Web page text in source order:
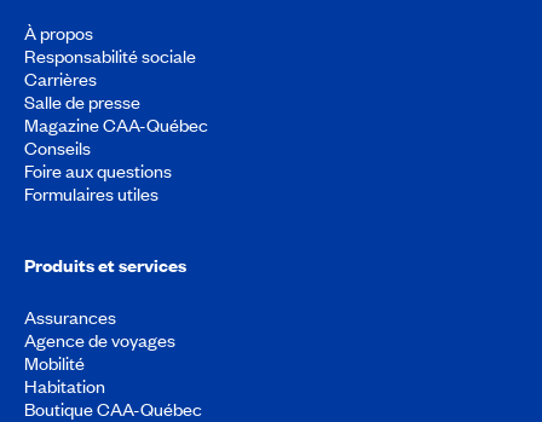
À propos
Responsabilité sociale
Carrières
Salle de presse
Magazine CAA-Québec
Conseils
Foire aux questions
Formulaires utiles
Produits et services
Assurances
Agence de voyages
Mobilité
Habitation
Boutique CAA-Québec